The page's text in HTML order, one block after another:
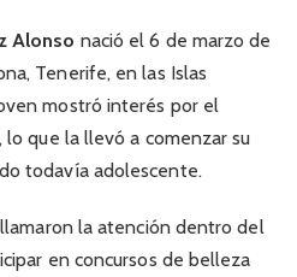
Alonso nació el 6 de marzo de
Tenerife, en las Islas
mostró interés por el
que la llevó a comenzar su
todavía adolescente.
la atención dentro del
en concursos de belleza